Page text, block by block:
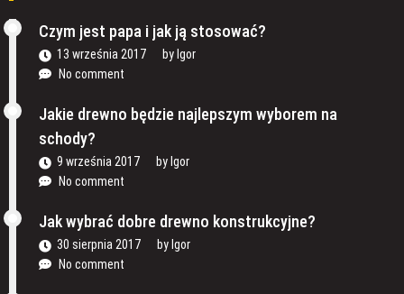
Czym jest papa i jak ją stosować?
13 września 2017 by Igor
No comment
Jakie drewno będzie najlepszym wyborem na
schody?
9 września 2017 by Igor
No comment
Jak wybrać dobre drewno konstrukcyjne?
30 sierpnia 2017 by Igor
No comment